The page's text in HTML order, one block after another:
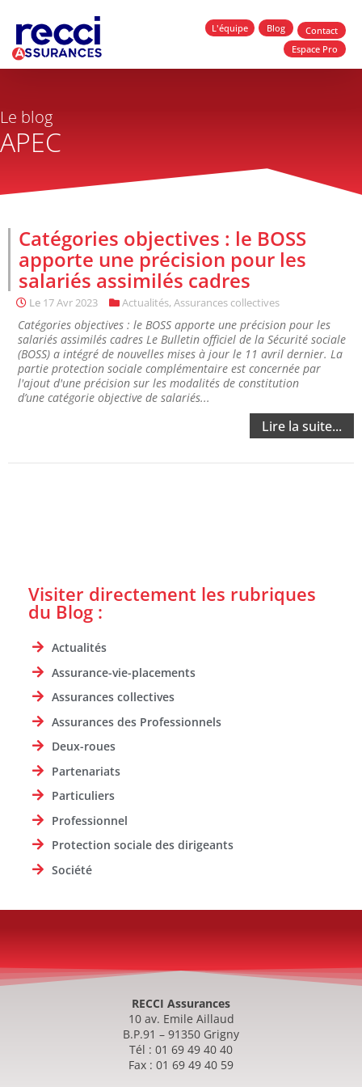
L'équipe Blog
Contact
Espace Pro
Le blog
APEC
Catégories objectives : le BOSS
apporte une précision pour les
salariés assimilés cadres
Le 17 Avr 2023 Actualités, Assurances collectives
Catégories objectives : le BOSS apporte une précision pour les
salariés assimilés cadres Le Bulletin officiel de la Sécurité sociale
(BOSS) a intégré de nouvelles mises à jour le 11 avril dernier. La
partie protection sociale complémentaire est concernée par
l'ajout d'une précision sur les modalités de constitution
d’une catégorie objective de salariés...
Lire la suite...
Visiter directement les rubriques
du Blog :
Actualités
Assurance-vie-placements
Assurances collectives
Assurances des Professionnels
Deux-roues
Partenariats
Particuliers
Professionnel
Protection sociale des dirigeants
Société
RECCI Assurances
10 av. Emile Aillaud
B.P.91 – 91350 Grigny
Tél : 01 69 49 40 40
Fax : 01 69 49 40 59